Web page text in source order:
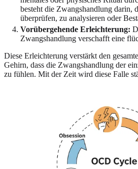
besteht die Zwangshandlung darin,
überprüfen, zu analysieren oder
Vorübergehende Erleichterung:
Zwangshandlung verschafft eine
Diese Erleichterung verstärkt den
Gehirn, dass die Zwangshandlung der
zu fühlen. Mit der Zeit wird diese Falle